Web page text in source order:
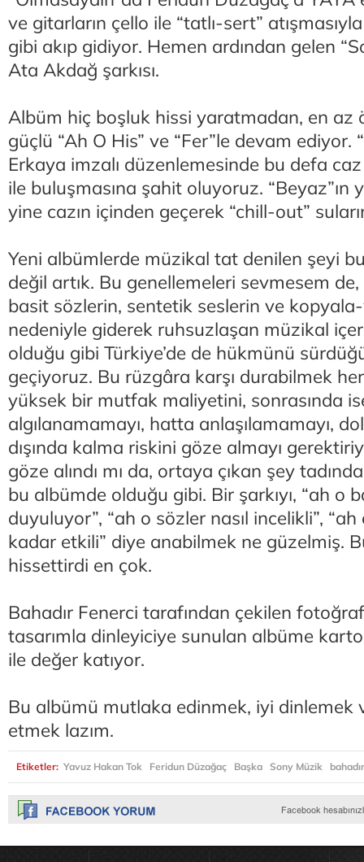
ve gitarların çello ile “tatlı-sert”
gibi akıp gidiyor. Hemen ardından gelen
Ata Akdağ şarkısı.
Albüm hiç boşluk hissi yaratmadan, en az
güçlü “Ah O His” ve “Fer”le devam ediyor.
Erkaya imzalı düzenlemesinde bu defa
ile buluşmasına şahit oluyoruz. “Beyaz”ın
yine cazın içinden geçerek “chill-out”
Yeni albümlerde müzikal tat denilen şeyi
değil artık. Bu genellemeleri sevmesem
basit sözlerin, sentetik seslerin ve kopyala-
nedeniyle giderek ruhsuzlaşan müzikal
olduğu gibi Türkiye’de de hükmünü
geçiyoruz. Bu rüzgâra karşı durabilmek
yüksek bir mutfak maliyetini, sonrasında
algılanamamayı, hatta anlaşılamamayı,
dışında kalma riskini göze almayı
göze alındı mı da, ortaya çıkan şey
bu albümde olduğu gibi. Bir şarkıyı, “ah o
duyuluyor”, “ah o sözler nasıl incelikli”,
kadar etkili” diye anabilmek ne güzelmiş.
hissettirdi en çok.
Bahadır Fenerci tarafından çekilen
tasarımla dinleyiciye sunulan albüme
ile değer katıyor.
Bu albümü mutlaka edinmek, iyi
etmek lazım.
Etiketler: Yavuz Hakan Tok Feridun Düzağaç Başka Sony Müzik